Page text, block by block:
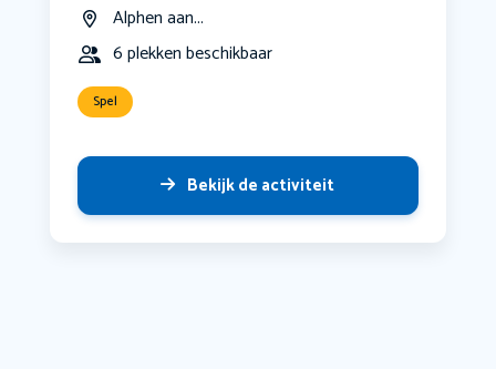
Alphen aan...
6 plekken beschikbaar
Spel
Bekijk de activiteit